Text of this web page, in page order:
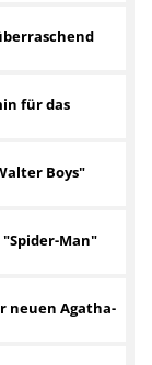
für das
Boys"
Man"
neuen Agatha-